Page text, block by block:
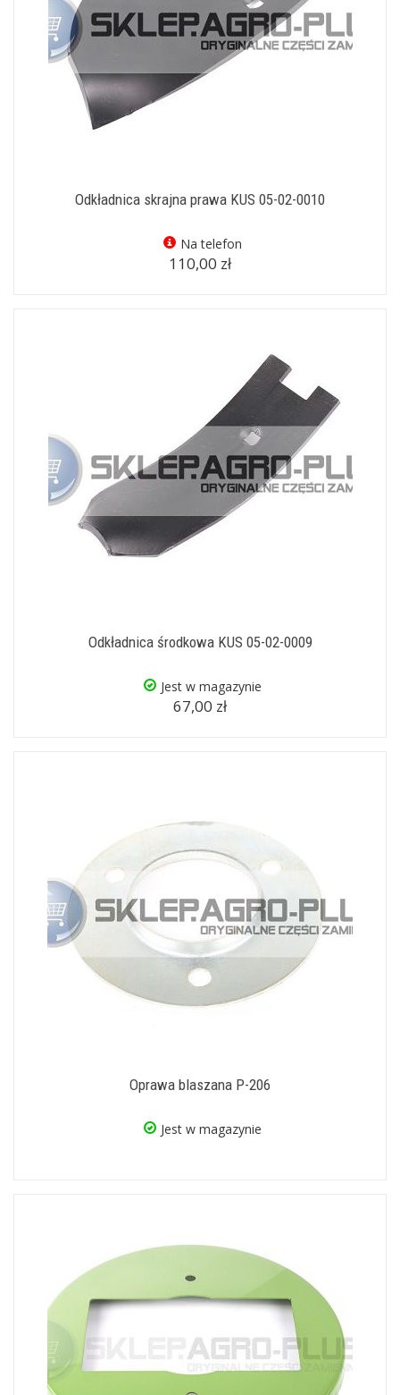
Odkładnica skrajna prawa KUS 05-02-0010
Na telefon
110,00 zł
Odkładnica środkowa KUS 05-02-0009
Jest w magazynie
67,00 zł
Oprawa blaszana P-206
Jest w magazynie